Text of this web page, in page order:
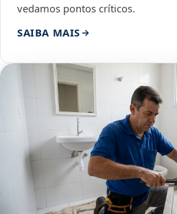
vedamos pontos críticos.
SAIBA MAIS